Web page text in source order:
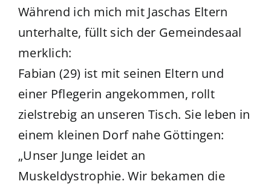
Während ich mich mit Jaschas Eltern
unterhalte, füllt sich der Gemeindesaal
merklich:
Fabian (29) ist mit seinen Eltern und
einer Pflegerin angekommen, rollt
zielstrebig an unseren Tisch. Sie leben in
einem kleinen Dorf nahe Göttingen:
„Unser Junge leidet an
Muskeldystrophie. Wir bekamen die